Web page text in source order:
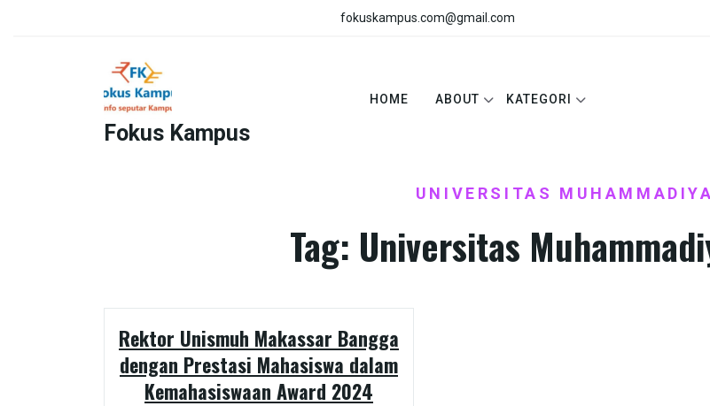
fokuskampus.com@gmail.com
Fokus Kampus
HOME ABOUT KATEGORI
UNIVERSITAS
Tag: Universitas
Rektor Unismuh Makassar Bangga
dengan Prestasi Mahasiswa dalam
Kemahasiswaan Award 2024